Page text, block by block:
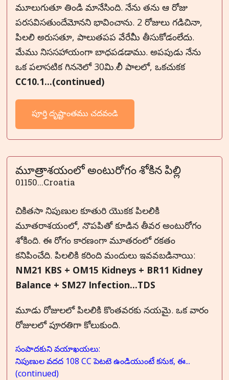
మూలుగుతూ తిండి మానేసింది. నేను తను ఆ రోజు
పరసవిసతుందేమోనని భావించాను. 2 రోజులు గడిచినా,
పిలలి అరుసతూ, పాలుతపప వేరేమీ తీసుకోడంలేదు.
మేము నిససహాయంగా బాధపడడాము. అపపుడు నేను
ఒక పలాసటిక గిననెలో 30మి.లీ పాలలో, ఒకచుకక
CC10.1...(continued)
పూర్తి దృష్టాంతము చదవండి
మూత్రాశయంలో అంటురోగం శోకిన పిల్లి
01150...Croatia
చికితసా నిపుణుల కూతురి యొకక పిలలికి
మూతరాశయంలో, నొపపితో కూడిన తీవర అంటురోగం
శోకింది. ఈ రోగం కారణంగా మూతరంలో రకతం
కనిపించేది. పిలలికి కరింది మందులు ఇవవబడినాయి:
NM21 KBS + OM15 Kidneys + BR11 Kidney
Balance + SM27 Infection...TDS
మూడు రోజులలో పిలలికి కొంతవరకు నయమై. ఒక వారం
రోజులలో పూరతిగా కోలుకుంది.
సంపాదకుని వయాఖయలు:
నిపుణుల వదద 108 CC పెటటె ఉండియుంటే కనుక, ఈ...
(continued)